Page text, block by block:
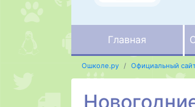
Главная
Ошколе.ру Официальный